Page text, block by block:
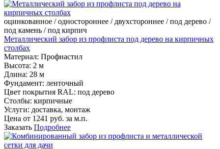
оцинкованное / одностороннее / двухстороннее / под дерево /
под камень / под кирпич
Металлический забор из профлиста под дерево на кирпичных
столбах
Материал: Профнастил
Высота: 2 м
Длина: 28 м
Фундамент: ленточный
Цвет покрытия RAL: под дерево
Столбы: кирпичные
Услуги: доставка, монтаж
Цена от 1241 руб. за м.п.
Заказать Подробнее